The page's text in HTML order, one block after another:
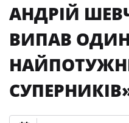
АНДРІЙ
ВИПАВ ОДИН